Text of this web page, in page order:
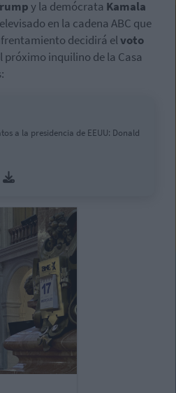
y la demócrata Kamala
en la cadena ABC que
decidirá elvoto
inquilino de la Casa
a la presidencia de EEUU: Donald